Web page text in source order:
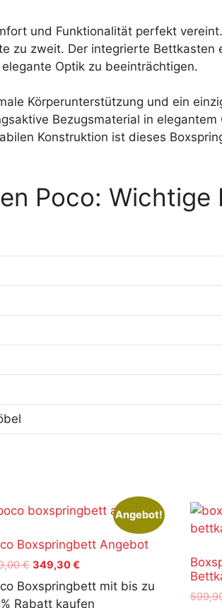
und Funktionalität perfekt
zu zweit. Der integrierte Bettkasten
Optik zu beeinträchtigen.
Körperunterstützung und ein
Bezugsmaterial in elegantem
Konstruktion ist dieses
Poco: Wichtige
Angebot!
Boxspringbett Angebot
€ Ursprünglicher
war:
349,30€
Preis
ist:
Boxspringbett mit bis zu
Rabatt kaufen